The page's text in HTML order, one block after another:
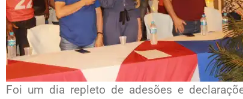
Foi um dia repleto de adesões e